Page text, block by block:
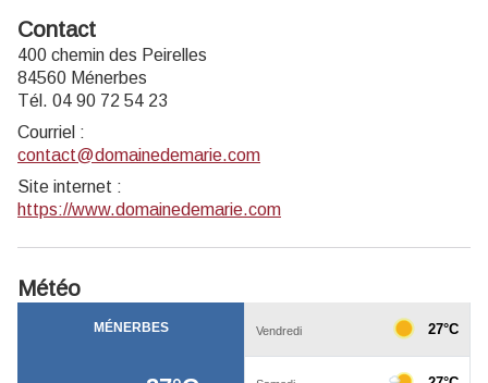
Contact
400 chemin des Peirelles
84560 Ménerbes
Tél. 04 90 72 54 23
Courriel :
contact@domainedemarie.com
Site internet :
https://www.domainedemarie.com
Météo